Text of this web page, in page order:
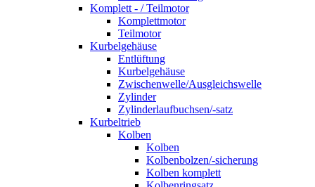
Komplett - / Teilmotor
Komplettmotor
Teilmotor
Kurbelgehäuse
Entlüftung
Kurbelgehäuse
Zwischenwelle/Ausgleichswelle
Zylinder
Zylinderlaufbuchsen/-satz
Kurbeltrieb
Kolben
Kolben
Kolbenbolzen/-sicherung
Kolben komplett